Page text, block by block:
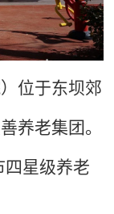
位于东坝郊
养老集团。
星级养老